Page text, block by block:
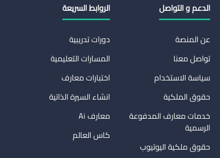
الدعم و التواصل
عن المنصة
تواصل معنا
سياسة الاستخدام
حقوق الملكية
خدمات معارف المدفوعة
الرسمية
حقوق ملكية اليوتيوب
الروابط السريعة
دورات تدريبية
المسارات التعليمية
اختبارات معارف
انشاء السيرة الذاتية
معارف Ai
كاس العالم